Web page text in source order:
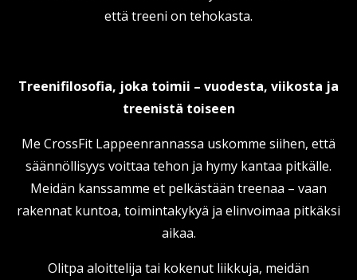
että treeni on tehokasta.
Treenifilosofia, joka toimii – vuodesta, viikosta ja
treenistä toiseen
Me CrossFit Lappeenrannassa uskomme siihen, että
säännöllisyys voittaa tehon ja hymy kantaa pitkälle.
Meidän kanssamme et pelkästään treenaa – vaan
rakennat kuntoa, toimintakykyä ja elinvoimaa pitkäksi
aikaa.
Olitpa aloittelija tai kokenut liikkuja, meidän